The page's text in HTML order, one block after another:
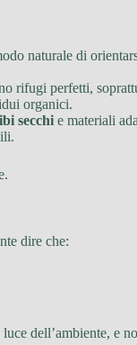
naturale di
rifugi perfetti,
organici.
secchi e materiali
dire che:
dell’ambiente, e